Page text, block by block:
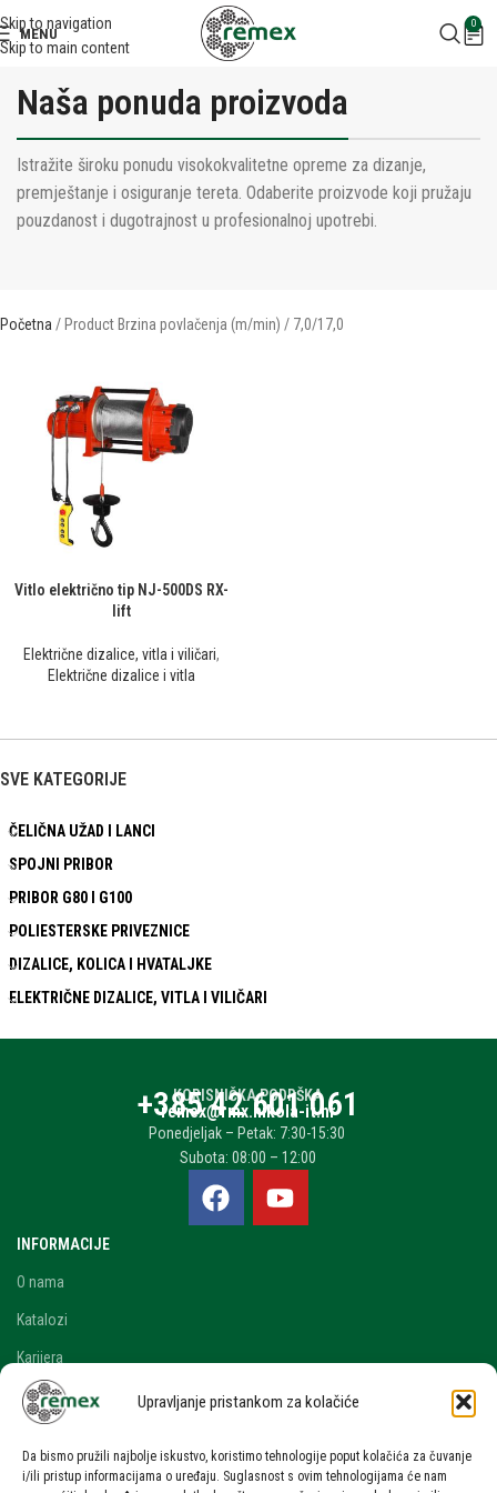
Upravljanje pristankom za kolačiće
Da bismo pružili najbolje iskustvo, koristimo tehnologije poput kolačića za čuvanje
i/ili pristup informacijama o uređaju. Suglasnost s ovim tehnologijama će nam
Skip to navigation
Skip to main content
MENU
0
Naša ponuda proizvoda
Istražite široku ponudu visokokvalitetne opreme za dizanje,
premještanje i osiguranje tereta. Odaberite proizvode koji pružaju
pouzdanost i dugotrajnost u profesionalnoj upotrebi.
Početna Product Brzina povlačenja (m/min) 7,0/17,0
Vitlo električno tip NJ-500DS RX-
lift
Električne dizalice, vitla i viličari,
Električne dizalice i vitla
SVE KATEGORIJE
ČELIČNA UŽAD I LANCI
SPOJNI PRIBOR
PRIBOR G80 I G100
POLIESTERSKE PRIVEZNICE
DIZALICE, KOLICA I HVATALJKE
ELEKTRIČNE DIZALICE, VITLA I VILIČARI
KORISNIČKA PODRŠKA
+385 42 601 061
remex@rmx.nikola-it.hr
Ponedjeljak – Petak: 7:30-15:30
Subota: 08:00 – 12:00
INFORMACIJE
O nama
Katalozi
Karijera
Blog i novosti
RAČUN